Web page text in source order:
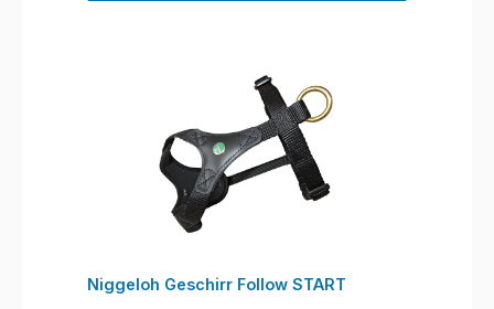
Niggeloh Geschirr Follow START